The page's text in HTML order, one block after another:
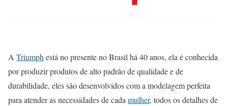
A Triumphestá no presente no Brasil há 40 anos, ela é conhecida
por produzir produtos de alto padrão de qualidade e de
durabilidade, eles são desenvolvidos com a modelagem perfeita
para atender as necessidades de cadamulher, todos os detalhes de